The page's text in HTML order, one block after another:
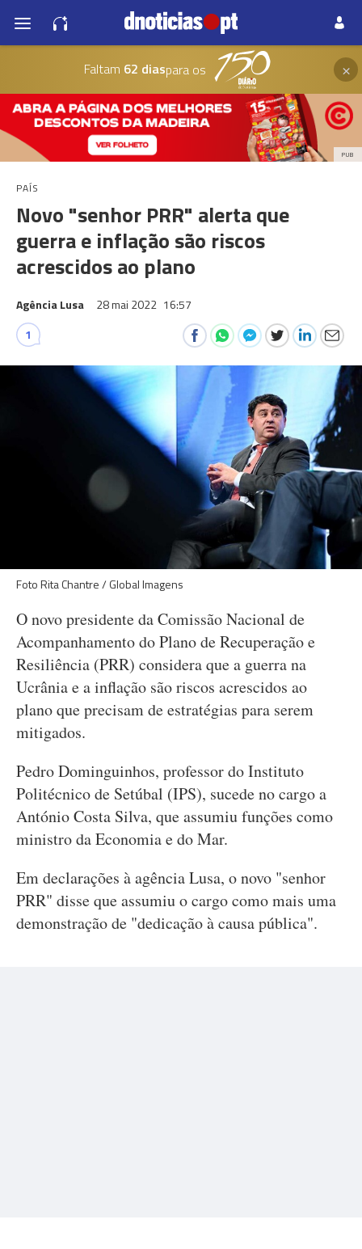
Faltam 62 diaspara os ×
PUB
PAÍS
Novo "senhor PRR" alerta que
guerra e inflação são riscos
acrescidos ao plano
Agência Lusa 28 mai 2022 16:57
1
Foto Rita Chantre / Global Imagens
O novo presidente da Comissão Nacional de
Acompanhamento do Plano de Recuperação e
Resiliência (PRR) considera que a guerra na
Ucrânia e a inflação são riscos acrescidos ao
plano que precisam de estratégias para serem
mitigados.
Pedro Dominguinhos, professor do Instituto
Politécnico de Setúbal (IPS), sucede no cargo a
António Costa Silva, que assumiu funções como
ministro da Economia e do Mar.
Em declarações à agência Lusa, o novo "senhor
PRR" disse que assumiu o cargo como mais uma
demonstração de "dedicação à causa pública".